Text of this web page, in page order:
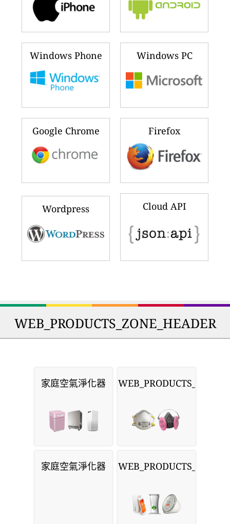
Windows Phone Windows PC
Google Chrome Firefox
Wordpress Cloud API
WEB_PRODUCTS_ZONE_HEADER
家庭空氣淨化器 WEB_PRODUCTS_MASKS
家庭空氣淨化器